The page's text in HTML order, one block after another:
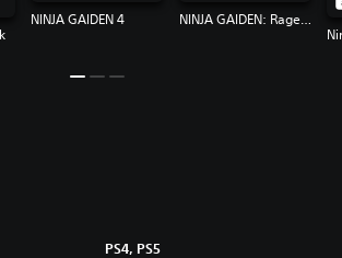
NINJA GAIDEN 4
NINJA GAIDEN: Ragebound
PS4, PS5